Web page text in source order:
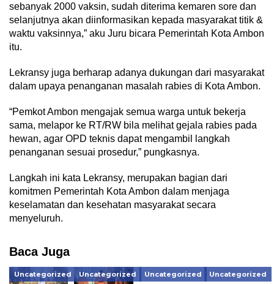
sebanyak 2000 vaksin, sudah diterima kemaren sore dan
selanjutnya akan diinformasikan kepada masyarakat titik &
waktu vaksinnya,” aku Juru bicara Pemerintah Kota Ambon
itu.
Lekransy juga berharap adanya dukungan dari masyarakat
dalam upaya penanganan masalah rabies di Kota Ambon.
“Pemkot Ambon mengajak semua warga untuk bekerja
sama, melapor ke RT/RW bila melihat gejala rabies pada
hewan, agar OPD teknis dapat mengambil langkah
penanganan sesuai prosedur,” pungkasnya.
Langkah ini kata Lekransy, merupakan bagian dari
komitmen Pemerintah Kota Ambon dalam menjaga
keselamatan dan kesehatan masyarakat secara
menyeluruh.
Baca Juga
Uncategorized Uncategorized Uncategorized Uncategorized